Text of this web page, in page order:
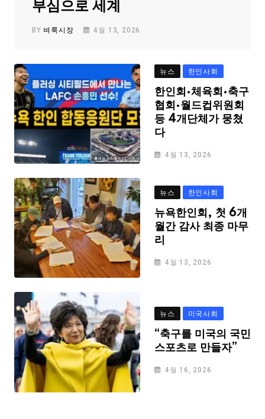
부심으로 세계
BY 벼룩시장 4월 13, 2026
뉴스 한인사회
한인회·체육회·축구
협회·월드컵위원회
등 4개단체가 뭉쳤
다
4월 13, 2026
뉴스 한인사회
뉴욕한인회, 첫 6개
월간 감사 최종 마무
리
4월 13, 2026
뉴스 미국사회
“축구를 미국의 국민
스포츠로 만들자”
4월 16, 2026